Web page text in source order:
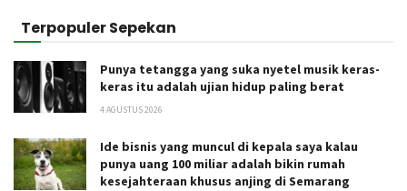
Terpopuler Sepekan
Punya tetangga yang suka nyetel musik keras-
keras itu adalah ujian hidup paling berat
4 AGUSTUS 2026
Ide bisnis yang muncul di kepala saya kalau
punya uang 100 miliar adalah bikin rumah
kesejahteraan khusus anjing di Semarang